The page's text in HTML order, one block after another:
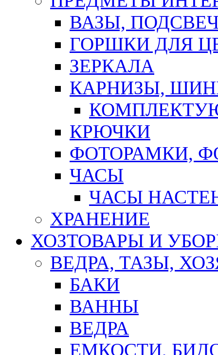
ВАЗЫ,
ГОРШКИ ДЛЯ
ЗЕРКАЛА
КАРНИЗЫ,
КРЮЧКИ
ФОТОРАМКИ,
ЧАСЫ
ЧАСЫ
ХРАНЕНИЕ
ХОЗТОВАРЫ И
ВЕДРА, ТАЗЫ,
БАКИ
ВАННЫ
ВЕДРА
ЕМКОСТИ,